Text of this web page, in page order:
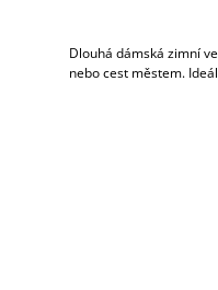
Dlouhá dámská zimní
nebo cest městem.